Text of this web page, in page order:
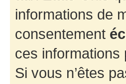
informations de
consentement
ces informations
Si vous n’êtes